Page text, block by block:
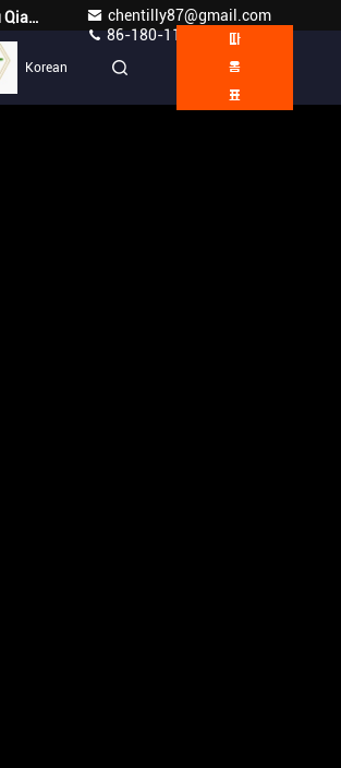
Guangzhou Qianyuan Construction Machinery Co,.LTD
chentilly87@gmail.com
86-180-1189-7808
Korean
따
옴
표